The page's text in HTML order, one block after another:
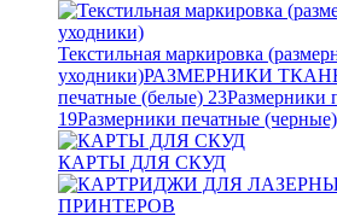
Текстильная маркировка
уходники)РАЗМЕРНИКИ
печатные (белые) 23Размерники
19Размерники печатные (черные)
КАРТЫ ДЛЯ СКУД